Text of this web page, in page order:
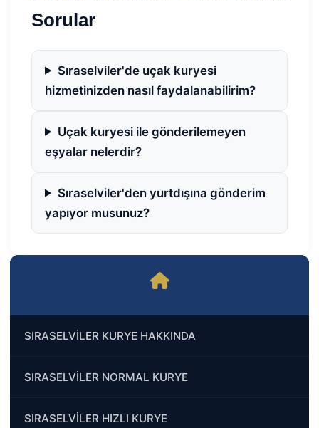
SIRASELVİLER KURYE HAKKINDA
SIRASELVİLER NORMAL KURYE
SIRASELVİLER HIZLI KURYE
Sorular
Sıraselviler'de uçak kuryesi
hizmetinizden nasıl faydalanabilirim?
Uçak kuryesi ile gönderilemeyen
eşyalar nelerdir?
Sıraselviler'den yurtdışına gönderim
yapıyor musunuz?